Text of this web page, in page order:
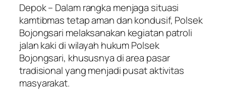
Depok – Dalam rangka menjaga situasi
kamtibmas tetap aman dan kondusif, Polsek
Bojongsari melaksanakan kegiatan patroli
jalan kaki di wilayah hukum Polsek
Bojongsari, khususnya di area pasar
tradisional yang menjadi pusat aktivitas
masyarakat.